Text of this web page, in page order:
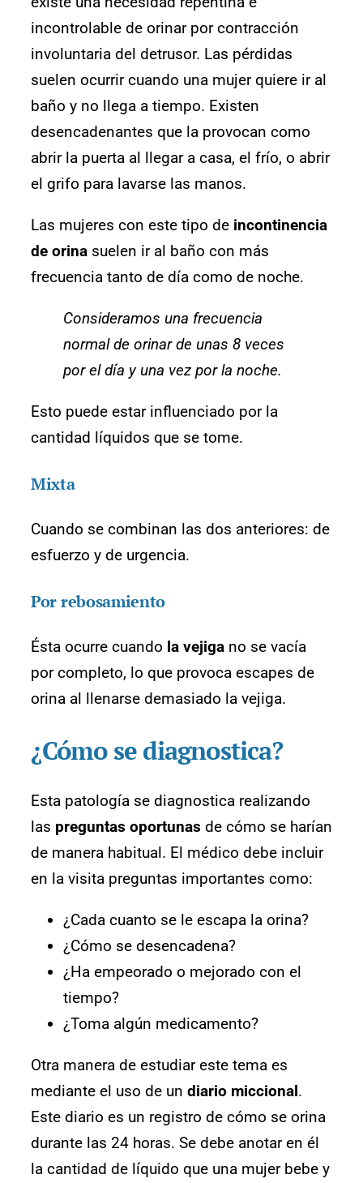
incontrolable de orinar por contracción
involuntaria del detrusor. Las pérdidas
suelen ocurrir cuando una mujer quiere ir al
baño y no llega a tiempo. Existen
desencadenantes que la provocan como
abrir la puerta al llegar a casa, el frío, o abrir
el grifo para lavarse las manos.
Las mujeres con este tipo de incontinencia
de orina suelen ir al baño con más
frecuencia tanto de día como de noche.
Consideramos una frecuencia
normal de orinar de unas 8 veces
por el día y una vez por la noche.
Esto puede estar influenciado por la
cantidad líquidos que se tome.
Mixta
Cuando se combinan las dos anteriores: de
esfuerzo y de urgencia.
Por rebosamiento
Ésta ocurre cuando la vejiga no se vacía
por completo, lo que provoca escapes de
orina al llenarse demasiado la vejiga.
¿Cómo se diagnostica?
Esta patología se diagnostica realizando
las preguntas oportunas de cómo se harían
de manera habitual. El médico debe incluir
en la visita preguntas importantes como:
¿Cada cuanto se le escapa la orina?
¿Cómo se desencadena?
¿Ha empeorado o mejorado con el
tiempo?
¿Toma algún medicamento?
Otra manera de estudiar este tema es
mediante el uso de un diario miccional.
Este diario es un registro de cómo se orina
durante las 24 horas. Se debe anotar en él
la cantidad de líquido que una mujer bebe y